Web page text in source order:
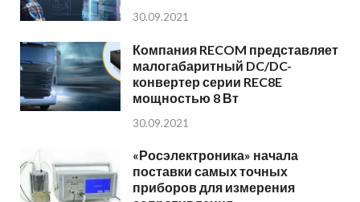
30.09.2021
Компания RECOM представляет
малогабаритный DC/DC-
конвертер серии REC8E
мощностью 8 Вт
30.09.2021
«Росэлектроника» начала
поставки самых точных
приборов для измерения